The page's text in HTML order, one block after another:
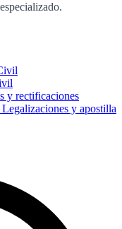
y rectificaciones
y apostilla